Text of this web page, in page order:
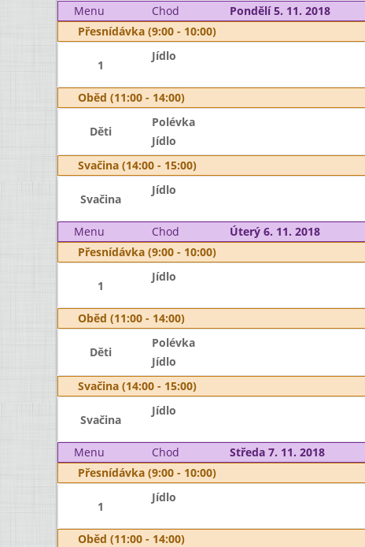
Menu
Chod Pondělí 5. 11. 2018
Přesnídávka (9:00 - 10:00)
1
Jídlo
Oběd (11:00 - 14:00)
Děti
Polévka
Jídlo
Svačina (14:00 - 15:00)
Svačina
Jídlo
Menu Chod Úterý 6. 11. 2018
Přesnídávka (9:00 - 10:00)
1
Jídlo
Oběd (11:00 - 14:00)
Děti
Polévka
Jídlo
Svačina (14:00 - 15:00)
Svačina
Jídlo
Menu Chod Středa 7. 11. 2018
Přesnídávka (9:00 - 10:00)
1
Jídlo
Oběd (11:00 - 14:00)